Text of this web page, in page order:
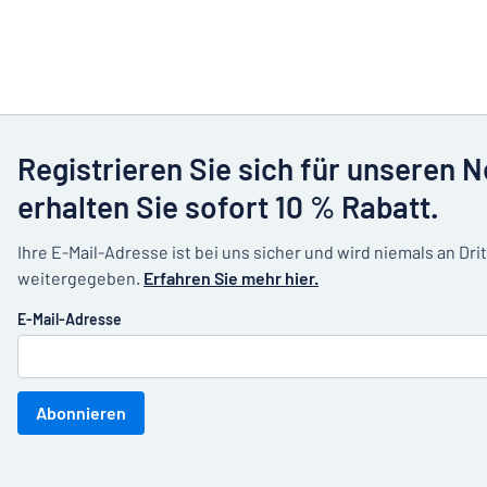
Registrieren Sie sich für unseren
erhalten Sie sofort 10 % Rabatt.
Ihre E-Mail-Adresse ist bei uns sicher und wird niemals an
weitergegeben. Erfahren Sie mehr hier.
E-Mail-Adresse
Abonnieren